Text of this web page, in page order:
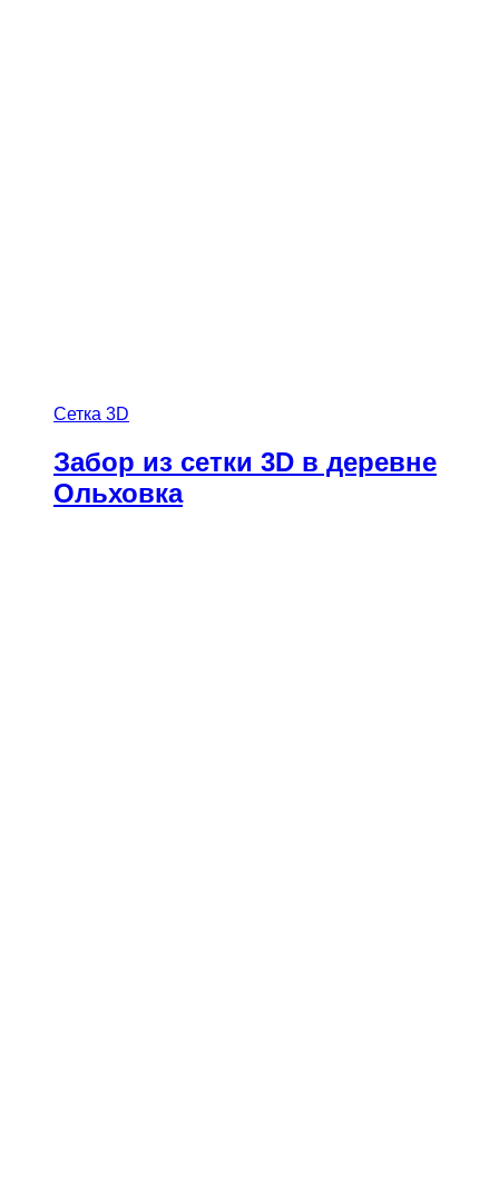
Сетка 3D
Забор из сетки 3D в деревне
Ольховка